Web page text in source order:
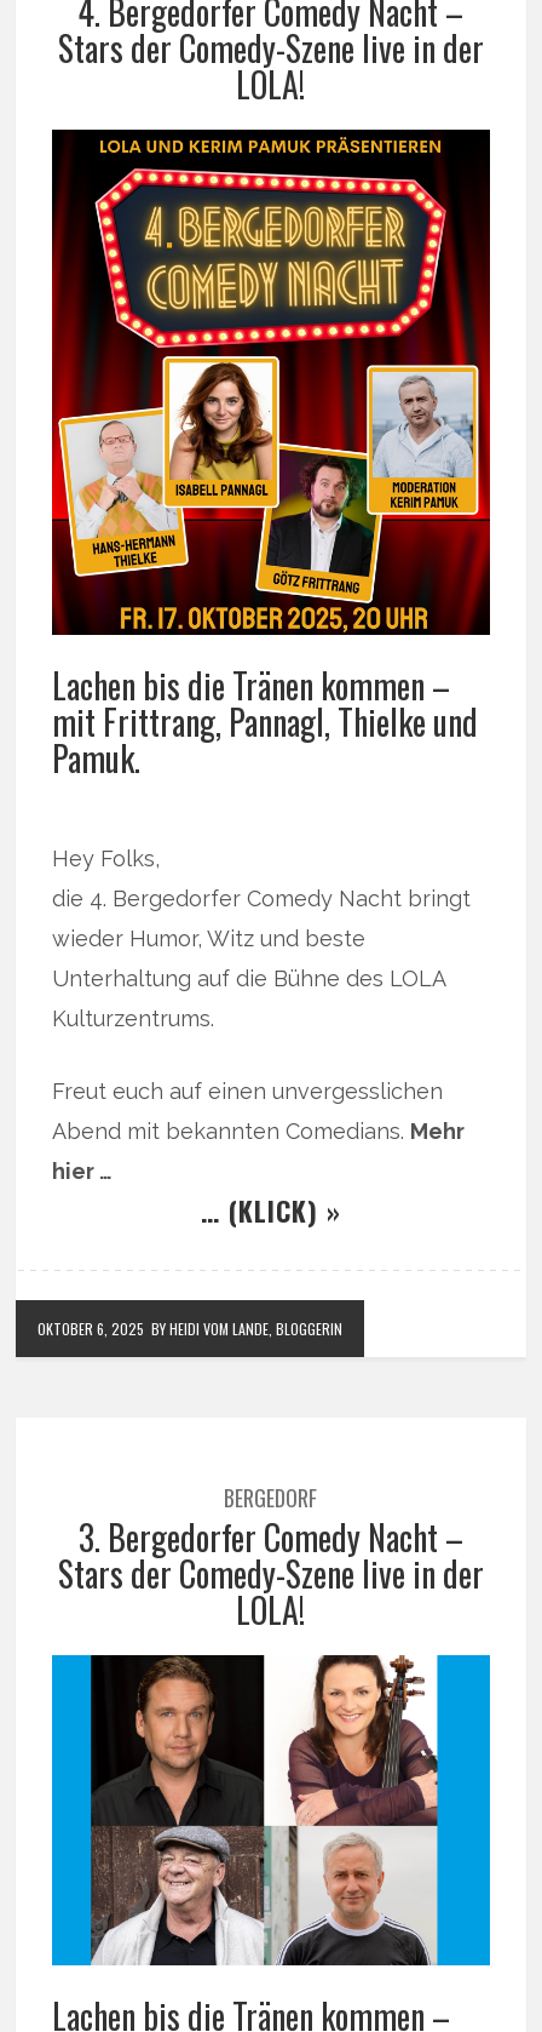
4. Bergedorfer Comedy Nacht –
Stars der Comedy-Szene live in der
LOLA!
Lachen bis die Tränen kommen –
mit Frittrang, Pannagl, Thielke und
Pamuk.
Hey Folks,
die 4. Bergedorfer Comedy Nacht bringt
wieder Humor, Witz und beste
Unterhaltung auf die Bühne des LOLA
Kulturzentrums.
Freut euch auf einen unvergesslichen
Abend mit bekannten Comedians. Mehr
hier …
… (KLICK) »
OKTOBER 6, 2025 BY HEIDI VOM LANDE, BLOGGERIN
BERGEDORF
3. Bergedorfer Comedy Nacht –
Stars der Comedy-Szene live in der
LOLA!
Lachen bis die Tränen kommen –